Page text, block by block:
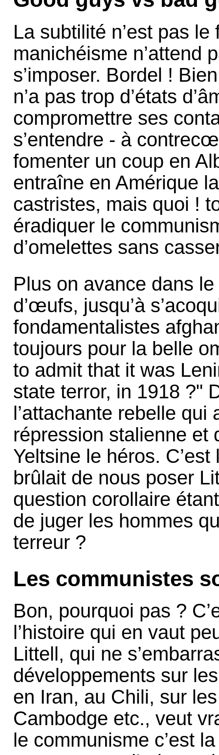
La subtilité n’est pas
manichéisme n’attend
s’imposer. Bordel !
n’a pas trop d’états
compromettre ses
s’entendre - à
fomenter un coup en
entraîne en Amérique
castristes, mais quoi !
éradiquer le
d’omelettes sans
Plus on avance dans
d’œufs, jusqu’à
fondamentalistes
toujours pour la belle
to admit that it was
state terror, in 1918 ?"
l’attachante rebelle qui
répression stalienne et
Yeltsine le héros.
brûlait de nous poser
question corollaire
de juger les hommes
terreur ?
Les communistes
Bon, pourquoi pas ?
l’histoire qui en vaut
Littell, qui ne
développements sur
en Iran, au Chili, sur
Cambodge etc., veut
le communisme c’est